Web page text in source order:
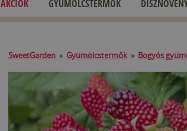
AKCIÓK GYÜMÖLCSTERMŐK
SweetGarden » Gyümölcstermők » Bogyós